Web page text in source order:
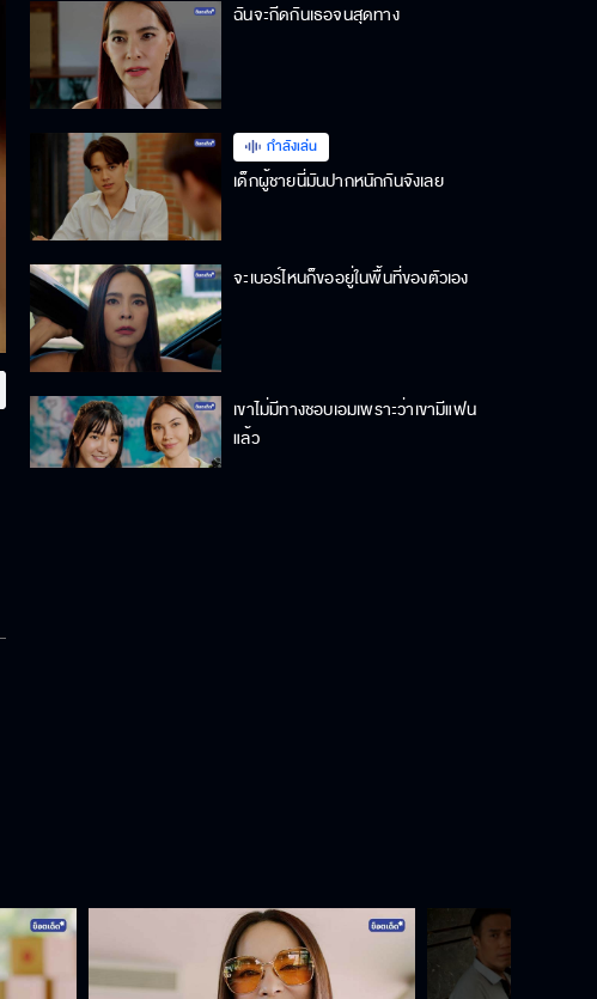
ฉันจะกีดกันเธอจนสุดทาง
กำลังเล่น
เด็กผู้ชายนี่มันปากหนักกันจังเลย
จะเบอร์ไหนก็ขออยู่ในพื้นที่ของตัวเอง
เขาไม่มีทางชอบเอมเพราะว่าเขามีแฟน
แล้ว
ฉันเป็นคนที่เธอนอกใจ